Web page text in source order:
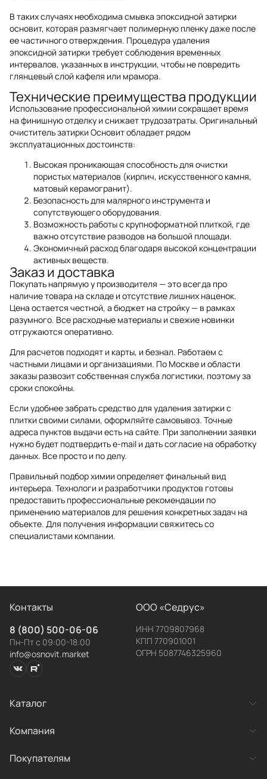
В таких случаях необходима смывка эпоксидной затирки
основит, которая размягчает полимерную пленку даже после
ее частичного отверждения. Процедура удаления
эпоксидной затирки требует соблюдения временных
интервалов, указанных в инструкции, чтобы не повредить
глянцевый слой кафеля или мрамора.
Технические преимущества продукции
Использование профессиональной химии сокращает время
на финишную отделку и снижает трудозатраты. Оригинальный
очиститель затирки Основит обладает рядом
эксплуатационных достоинств:
Высокая проникающая способность для очистки
пористых материалов (кирпич, искусственного камня,
матовый керамогранит).
Безопасность для малярного инструмента и
сопутствующего оборудования.
Возможность работы с крупноформатной плиткой, где
важно отсутствие разводов на большой площади.
Экономичный расход благодаря высокой концентрации
активных веществ.
Заказ и доставка
Покупать напрямую у производителя — это всегда про
наличие товара на складе и отсутствие лишних наценок.
Цена остается честной, а бюджет на стройку — в рамках
разумного. Все расходные материалы и свежие новинки
отгружаются оперативно.
Для расчетов подходят и карты, и безнал. Работаем с
частными лицами и организациями. По Москве и области
заказы развозит собственная служба логистики, поэтому за
сроки спокойны.
Если удобнее забрать средство для удаления затирки с
плитки своими силами, оформляйте самовывоз. Точные
адреса пунктов выдачи есть на сайте. При заполнении заявки
нужно будет подтвердить e-mail и дать согласие на обработку
данных. Все просто и по делу.
Правильный подбор химии определяет финальный вид
интерьера. Технологи и разработчики продуктов готовы
предоставить профессиональные рекомендации по
применению материалов для решения конкретных задач на
объекте. Для получения информации свяжитесь со
специалистами компании.
Наш менеджер свяжется с вами в течение рабочего
Контакты
8 (800) 500-06-06
Пн-Пт с 09:00-18:00
info@osnovit.market
ООО «Седрус»
ИНН 7709807968
КПП 770901001
ОГРН 5087746325960
Каталог
Категории товаров
Готовые системы
Компания
О компании
Новости
Покупателям